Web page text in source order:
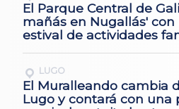
El Parque Central de
mañás en Nugallás'
estival de actividades
LUGO
El Muralleando cambia
Lugo y contará con una